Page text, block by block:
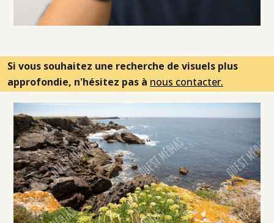
Si vous souhaitez une recherche de visuels plus
approfondie, n'hésitez pas à nous contacter.